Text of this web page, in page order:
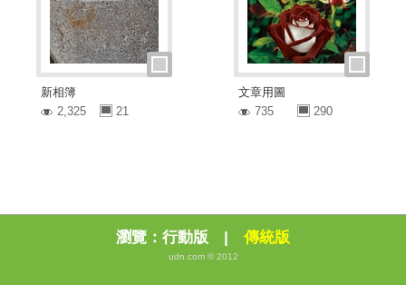
新相簿
2,325
21
文章用圖
735
290
瀏覽： 行動版 | 傳統版
udn.com © 2012